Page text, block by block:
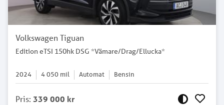
Volkswagen Tiguan
Edition eTSI 150hk DSG *Vämare/Drag/Ellucka*
2024 4 050 mil Automat Bensin
Pris: 339 000 kr